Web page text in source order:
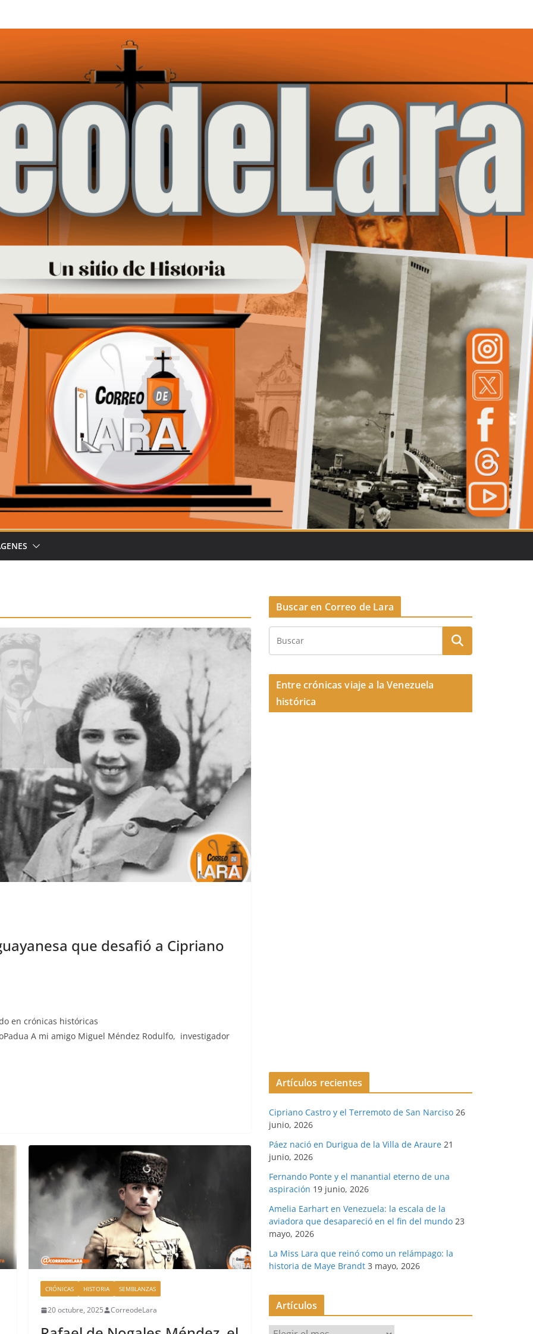
que desafió a Cipriano
en cróni­cas históri­c­as
A mi ami­go Miguel Mén­dez Rodul­fo, inves­ti­gador
CRÓNICAS HISTORIA SEMBLANZAS
20 octubre, 2025 CorreodeLara
Buscar en Correo de Lara
Entre crónicas viaje a la Venezuela
histórica
Artículos recientes
Cipriano Castro y el Terremoto de San Narciso 26
junio, 2026
Páez nació en Durigua de la Villa de Araure 21
junio, 2026
Fernando Ponte y el manantial eterno de una
aspiración 19 junio, 2026
Amelia Earhart en Venezuela: la escala de la
aviadora que desapareció en el fin del mundo 23
mayo, 2026
La Miss Lara que reinó como un relámpago: la
historia de Maye Brandt 3 mayo, 2026
Artículos